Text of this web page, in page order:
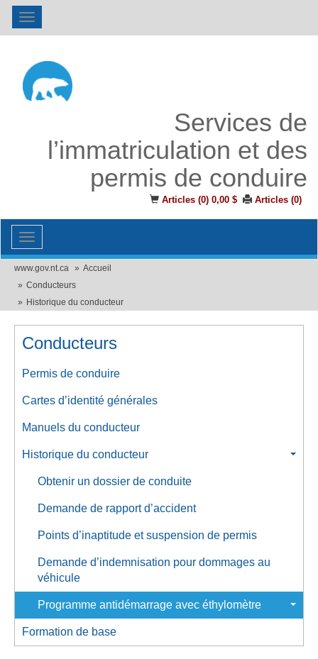
Toggle
navigation
Services de
l’immatriculation et des
permis de conduire
Articles (0) 0,00 $ Articles (0)
Toggle
navigation
www.gov.nt.ca
Accueil
Conducteurs
Historique du conducteur
Conducteurs
Permis de conduire
Cartes d’identité générales
Manuels du conducteur
Historique du conducteur
Obtenir un dossier de conduite
Demande de rapport d’accident
Points d’inaptitude et suspension de permis
Demande d’indemnisation pour dommages au
véhicule
Programme antidémarrage avec éthylomètre
Formation de base